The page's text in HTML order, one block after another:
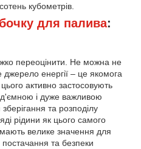
переоцінити. Не можна не
енергії – це якомога
активно застосовують
і дуже важливою
та розподілу
рідини як цього самого
мають велике значення для
та безпеки
для палива:
кубометрів.